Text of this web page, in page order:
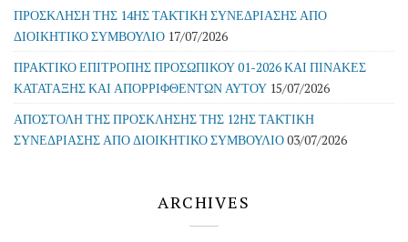
ΠΡΟΣΚΛΗΣΗ ΤΗΣ 14ΗΣ ΤΑΚΤΙΚΗ ΣΥΝΕΔΡΙΑΣΗΣ ΑΠΟ
ΔΙΟΙΚΗΤΙΚΟ ΣΥΜΒΟΥΛΙΟ 17/07/2026
ΠΡΑΚΤΙΚΟ ΕΠΙΤΡΟΠΗΣ ΠΡΟΣΩΠΙΚΟΥ 01-2026 ΚΑΙ ΠΙΝΑΚΕΣ
ΚΑΤΑΤΑΞΗΣ ΚΑΙ ΑΠΟΡΡΙΦΘΕΝΤΩΝ ΑΥΤΟΥ 15/07/2026
ΑΠΟΣΤΟΛΗ ΤΗΣ ΠΡΟΣΚΛΗΣΗΣ ΤΗΣ 12ΗΣ ΤΑΚΤΙΚΗ
ΣΥΝΕΔΡΙΑΣΗΣ ΑΠΟ ΔΙΟΙΚΗΤΙΚΟ ΣΥΜΒΟΥΛΙΟ03/07/2026
ARCHIVES